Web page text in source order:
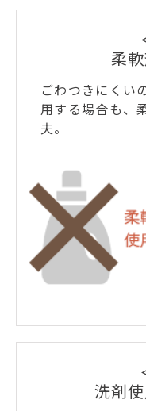
柔
ごわつきにくい
用する場合も、
夫。
洗剤